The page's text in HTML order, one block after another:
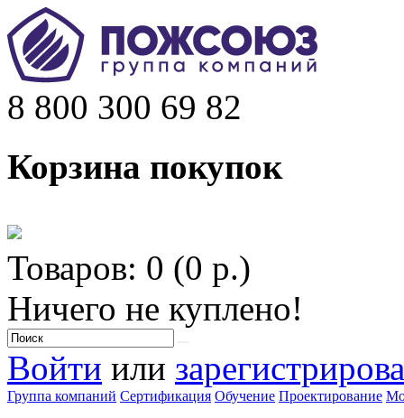
8 800 300 69 82
Корзина покупок
Товаров: 0 (0 р.)
Ничего не куплено!
Войти или
Группа компаний Сертификация Обучение Проектирование